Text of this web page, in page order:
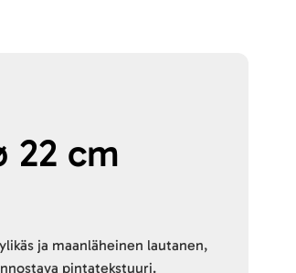
22 cm
ja maanläheinen lautanen,
pintatekstuuri.